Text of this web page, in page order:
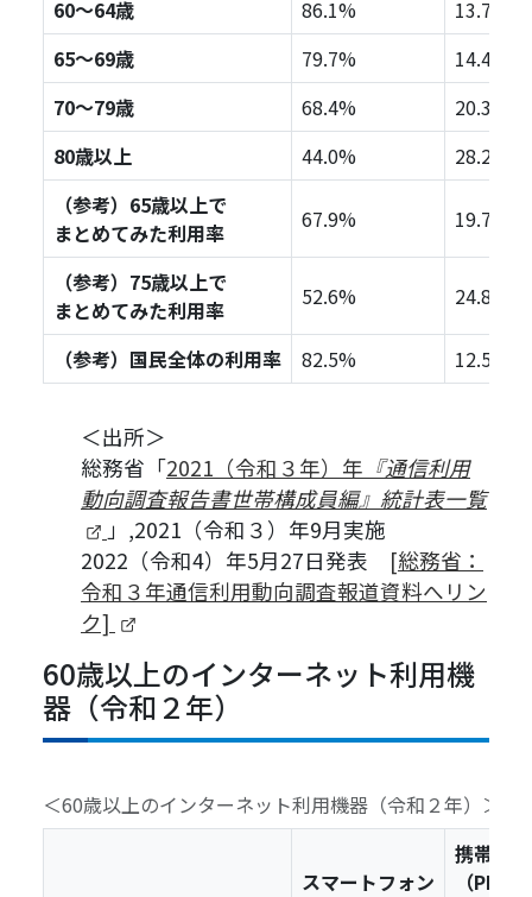
60～64歳
86.1%
13.7%
65～69歳
79.7%
14.4%
70～79歳
68.4%
20.3%
80歳以上
44.0%
28.2%
（参考）65歳以上で
まとめてみた利用率
67.9% 19.7%
（参考）75歳以上で
まとめてみた利用率
52.6% 24.8%
（参考）国民全体の利用率 82.5% 12.5%
＜出所＞
総務省「2021（令和３年）年 『通信利用
動向調査報告書世帯構成員編』統計表一覧
（新しいタブで開きます）
」,2021（令和３）年9月実施
2022（令和4）年5月27日発表 [総務省：
令和３年通信利用動向調査報道資料へリン
ク]
60歳以上のインターネット利用機
器（令和２年）
＜60歳以上のインターネット利用機器（令和２年）＞
スマートフォン
携帯電話
（PHS